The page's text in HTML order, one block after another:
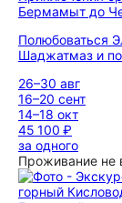
Бермамыт до
Полюбоваться
Шаджатмаз и
26–30 авг
16–20 сент
14–18 окт
45 100 ₽
за одного
Проживание не